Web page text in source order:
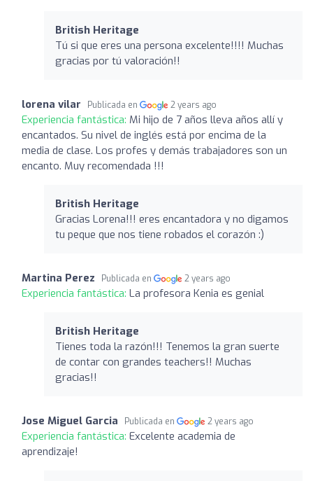
British Heritage
Tú si que eres una persona excelente!!!! Muchas
gracias por tú valoración!!
lorena vilar Publicada en 2 years ago
Experiencia fantástica: Mi hijo de 7 años lleva años allí y
encantados. Su nivel de inglés está por encima de la
media de clase. Los profes y demás trabajadores son un
encanto. Muy recomendada !!!
British Heritage
Gracias Lorena!!! eres encantadora y no digamos
tu peque que nos tiene robados el corazón :)
Martina Perez Publicada en 2 years ago
Experiencia fantástica: La profesora Kenia es genial
British Heritage
Tienes toda la razón!!! Tenemos la gran suerte
de contar con grandes teachers!! Muchas
gracias!!
Jose Miguel Garcia Publicada en 2 years ago
Experiencia fantástica: Excelente academia de
aprendizaje!